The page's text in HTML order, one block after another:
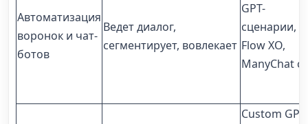
Автоматизация
воронок и чат-
ботов
Ведет диалог,
сегментирует, вовлекает
GPT-
сценарии,
Flow XO,
ManyChat с
Custom GPT,